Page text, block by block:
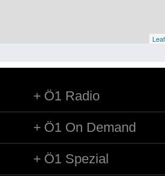
Vorarlberg
Frauen,
Ö1 Radio
Ö1 On Demand
Ö1 Spezial